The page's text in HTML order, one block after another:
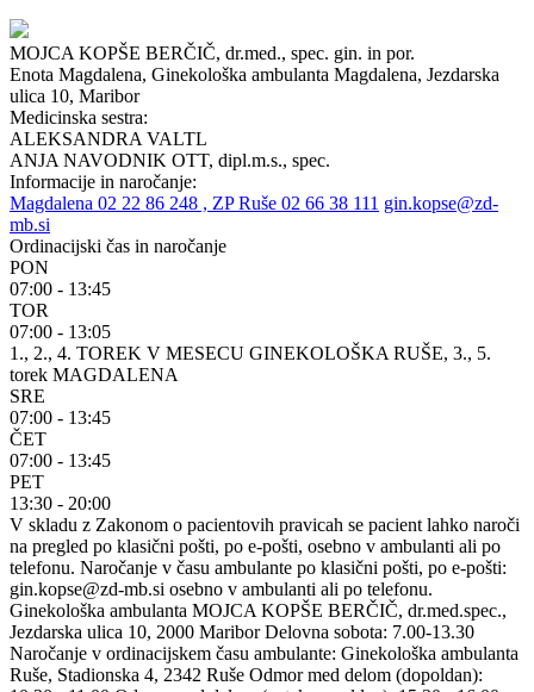
MOJCA KOPŠE BERČIČ, dr.med., spec. gin. in por.
Enota Magdalena, Ginekološka ambulanta Magdalena, Jezdarska
ulica 10, Maribor
Medicinska sestra:
ALEKSANDRA VALTL
ANJA NAVODNIK OTT, dipl.m.s., spec.
Informacije in naročanje:
Magdalena 02 22 86 248 , ZP Ruše 02 66 38 111 gin.kopse@zd-
mb.si
Ordinacijski čas in naročanje
PON
07:00 - 13:45
TOR
07:00 - 13:05
1., 2., 4. TOREK V MESECU GINEKOLOŠKA RUŠE, 3., 5.
torek MAGDALENA
SRE
07:00 - 13:45
ČET
07:00 - 13:45
PET
13:30 - 20:00
V skladu z Zakonom o pacientovih pravicah se pacient lahko naroči
na pregled po klasični pošti, po e-pošti, osebno v ambulanti ali po
telefonu. Naročanje v času ambulante po klasični pošti, po e-pošti:
gin.kopse@zd-mb.si osebno v ambulanti ali po telefonu.
Ginekološka ambulanta MOJCA KOPŠE BERČIČ, dr.med.spec.,
Jezdarska ulica 10, 2000 Maribor Delovna sobota: 7.00-13.30
Naročanje v ordinacijskem času ambulante: Ginekološka ambulanta
Ruše, Stadionska 4, 2342 Ruše Odmor med delom (dopoldan):